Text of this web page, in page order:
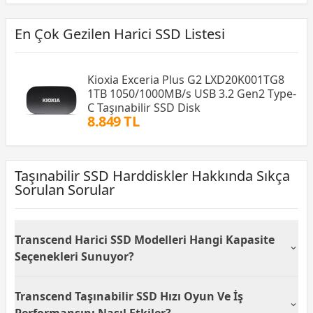
En Çok Gezilen Harici SSD Listesi
Kioxia Exceria Plus G2 LXD20K001TG8
1TB 1050/1000MB/s USB 3.2 Gen2 Type-
C Taşınabilir SSD Disk
8.849 TL
Taşınabilir SSD Harddiskler Hakkında Sıkça
Sorulan Sorular
Transcend Harici SSD Modelleri Hangi Kapasite
Seçenekleri Sunuyor?
ihtiyaçlarına uygun olarak 240 GB’tan 2 TB’a kadar
geniş kapasite seçenekleri sunar. Kullanıcılar günlük
Transcend Taşınabilir SSD Hızı Oyun Ve İş